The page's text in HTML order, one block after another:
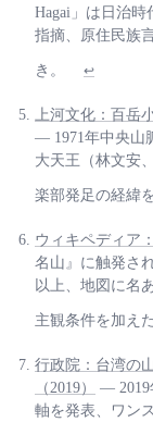
Hagai」は日治時
指摘、原住民族
き。 ↩
上河文化：百岳
— 1971年中央山
大天王（林文安
楽部発足の経緯
ウィキペディア
名山』に触発さ
以上、地図に名
主観条件を加えた
行政院：台湾の
（2019）
— 2019
軸を発表、ワン